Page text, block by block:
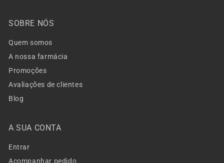
SOBRE NÓS
Quem somos
A nossa farmácia
Promoções
Avaliações de clientes
Blog
A SUA CONTA
Entrar
Acompanhar pedido